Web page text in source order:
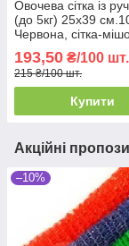
Овочева сітка із
(до 5кг) 25х39
Червона, сітка-
для овочів, мішки
193,50 ₴/100 шт.
215 ₴/100 шт.
Купити
Акційні
–10%